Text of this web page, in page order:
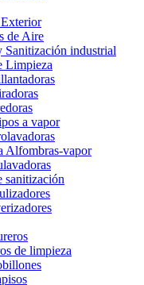
de Aire
Sanitización industrial
Limpieza
a vapor
Alfombras-vapor
sanitización
de limpieza